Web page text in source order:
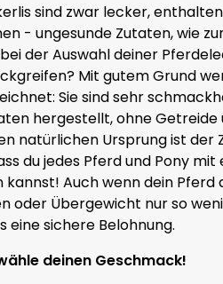
sind zwar lecker,
- ungesunde Zutaten, wie
der Auswahl deiner
Mit gutem Grund
Sie sind sehr
hergestellt, ohne Getreide
natürlichen Ursprung ist
du jedes Pferd und Pony
Auch wenn dein Pferd
oder Übergewicht nur so
eine sichere Belohnung.
deinen Geschmack!